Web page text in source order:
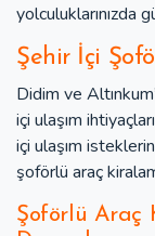
yolculuklarınızda
Şehir İçi
Didim ve
içi ulaşım
içi ulaşım
şoförlü araç
Şoförlü Araç